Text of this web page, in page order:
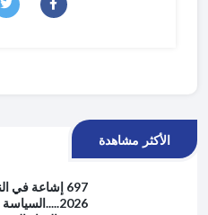
الأكثر مشاهدة
697 إشاعة